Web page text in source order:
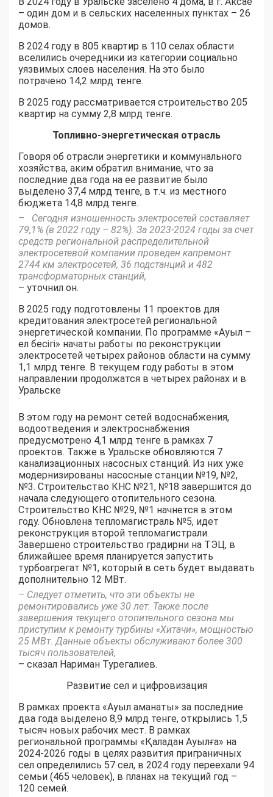
– один дом и в сельских населенных пунктах – 26
домов.
В 2024 году в 805 квартир в 110 селах области
вселились очередники из категории социально
уязвимых слоев населения. На это было
потрачено 14,2 млрд тенге.
В 2025 году рассматривается строительство 205
квартир на сумму 2,8 млрд тенге.
Топливно-энергетическая отрасль
Говоря об отрасли энергетики и коммунального
хозяйства, аким обратил внимание, что за
последние два года на ее развитие было
выделено 37,4 млрд тенге, в т.ч. из местного
бюджета 14,8 млрд.тенге.
– Сегодня изношенность электросетей составляет
79,1% (в 2022 году – 82%). За 2023-2024 годы за счет
средств региональной распределительной
электросетевой компании проведен капремонт
2744 км электросетей, 36 подстанций и 482
трансформаторных станций,
– уточнил он.
В 2025 году подготовлены 11 проектов для
кредитования электросетей региональной
энергетической компании. По программе «Ауыл –
ел бесігі» начаты работы по реконструкции
электросетей четырех районов области на сумму
1,1 млрд тенге. В текущем году работы в этом
направлении продолжатся в четырех районах и в
Уральске
.
В этом году на ремонт сетей водоснабжения,
водоотведения и электроснабжения
предусмотрено 4,1 млрд тенге в рамках 7
проектов. Также в Уральске обновляются 7
канализационных насосных станций. Из них уже
модернизированы насосные станции №19, №2,
№3. Строительство КНС №21, №18 завершится до
начала следующего отопительного сезона.
Строительство КНС №29, №1 начнется в этом
году. Обновлена тепломагистраль №5, идет
реконструкция второй тепломагистрали.
Завершено строительство градирни на ТЭЦ, в
ближайшее время планируется запустить
турбоагрегат №1, который в сеть будет выдавать
дополнительно 12 МВт.
– Следует отметить, что эти объекты не
ремонтировались уже 30 лет. Также после
завершения текущего отопительного сезона мы
приступим к ремонту турбины «Хитачи», мощностью
25 МВт. Данные объекты обслуживают более 300
тысяч пользователей,
– сказал Нариман Турегалиев.
Развитие сел и цифровизация
В рамках проекта «Ауыл аманаты» за последние
два года выделено 8,9 млрд тенге, открылись 1,5
тысяч новых рабочих мест. В рамках
региональной программы «Қаладан Ауылға» на
2024-2026 годы в целях развития приграничных
сел определились 57 сел, в 2024 году переехали 94
семьи (465 человек), в планах на текущий год –
120 семей.